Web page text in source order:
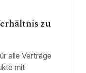
zu
alle Verträge
mit